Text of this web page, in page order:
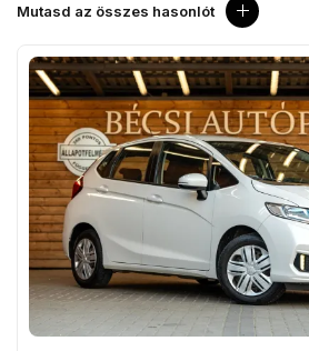
Mutasd az összes hasonlót